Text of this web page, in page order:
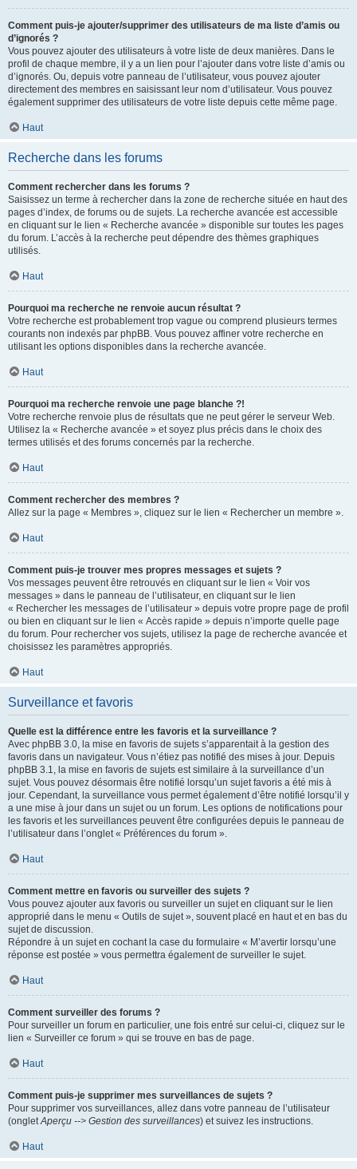
Comment puis-je ajouter/supprimer des utilisateurs de ma liste d’amis ou
d’ignorés ?
Vous pouvez ajouter des utilisateurs à votre liste de deux manières. Dans le
profil de chaque membre, il y a un lien pour l’ajouter dans votre liste d’amis ou
d’ignorés. Ou, depuis votre panneau de l’utilisateur, vous pouvez ajouter
directement des membres en saisissant leur nom d’utilisateur. Vous pouvez
également supprimer des utilisateurs de votre liste depuis cette même page.
Haut
Recherche dans les forums
Comment rechercher dans les forums ?
Saisissez un terme à rechercher dans la zone de recherche située en haut des
pages d’index, de forums ou de sujets. La recherche avancée est accessible
en cliquant sur le lien « Recherche avancée » disponible sur toutes les pages
du forum. L’accès à la recherche peut dépendre des thèmes graphiques
utilisés.
Haut
Pourquoi ma recherche ne renvoie aucun résultat ?
Votre recherche est probablement trop vague ou comprend plusieurs termes
courants non indexés par phpBB. Vous pouvez affiner votre recherche en
utilisant les options disponibles dans la recherche avancée.
Haut
Pourquoi ma recherche renvoie une page blanche ?!
Votre recherche renvoie plus de résultats que ne peut gérer le serveur Web.
Utilisez la « Recherche avancée » et soyez plus précis dans le choix des
termes utilisés et des forums concernés par la recherche.
Haut
Comment rechercher des membres ?
Allez sur la page « Membres », cliquez sur le lien « Rechercher un membre ».
Haut
Comment puis-je trouver mes propres messages et sujets ?
Vos messages peuvent être retrouvés en cliquant sur le lien « Voir vos
messages » dans le panneau de l’utilisateur, en cliquant sur le lien
« Rechercher les messages de l’utilisateur » depuis votre propre page de profil
ou bien en cliquant sur le lien « Accès rapide » depuis n’importe quelle page
du forum. Pour rechercher vos sujets, utilisez la page de recherche avancée et
choisissez les paramètres appropriés.
Haut
Surveillance et favoris
Quelle est la différence entre les favoris et la surveillance ?
Avec phpBB 3.0, la mise en favoris de sujets s’apparentait à la gestion des
favoris dans un navigateur. Vous n’étiez pas notifié des mises à jour. Depuis
phpBB 3.1, la mise en favoris de sujets est similaire à la surveillance d’un
sujet. Vous pouvez désormais être notifié lorsqu’un sujet favoris a été mis à
jour. Cependant, la surveillance vous permet également d’être notifié lorsqu’il y
a une mise à jour dans un sujet ou un forum. Les options de notifications pour
les favoris et les surveillances peuvent être configurées depuis le panneau de
l’utilisateur dans l’onglet « Préférences du forum ».
Haut
Comment mettre en favoris ou surveiller des sujets ?
Vous pouvez ajouter aux favoris ou surveiller un sujet en cliquant sur le lien
approprié dans le menu « Outils de sujet », souvent placé en haut et en bas du
sujet de discussion.
Répondre à un sujet en cochant la case du formulaire « M’avertir lorsqu’une
réponse est postée » vous permettra également de surveiller le sujet.
Haut
Comment surveiller des forums ?
Pour surveiller un forum en particulier, une fois entré sur celui-ci, cliquez sur le
lien « Surveiller ce forum » qui se trouve en bas de page.
Haut
Comment puis-je supprimer mes surveillances de sujets ?
Pour supprimer vos surveillances, allez dans votre panneau de l’utilisateur
(ongletAperçu --> Gestion des surveillances) et suivez les instructions.
Haut